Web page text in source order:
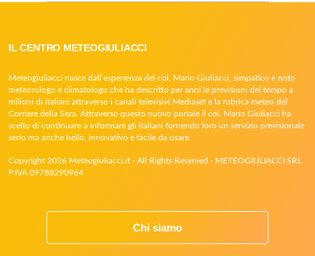
IL CENTRO METEOGIULIACCI
Meteogiuliacci nasce dall’esperienza del col. Mario Giuliacci, simpatico e noto
meteorologo e climatologo che ha descritto per anni le previsioni del tempo a
milioni di italiani attraverso i canali televisivi Mediaset e la rubrica meteo del
Corriere della Sera. Attraverso questo nuovo portale il col. Mario Giuliacci ha
scelto di continuare a informare gli italiani fornendo loro un servizio previsionale
serio ma anche bello, innovativo e facile da usare.
Copyright 2026 Meteogiuliacci.it - All Rights Reserved - METEOGIULIACCI SRL
P.IVA 09788290964
Chi siamo